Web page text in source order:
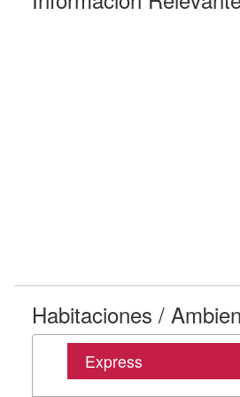
Habitaciones /
Express